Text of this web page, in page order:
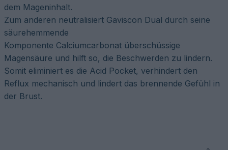
dem Mageninhalt.
Zum anderen neutralisiert Gaviscon Dual durch seine
säurehemmende
Komponente Calciumcarbonat überschüssige
Magensäure und hilft so, die Beschwerden zu lindern.
Somit eliminiert es die Acid Pocket, verhindert den
Reflux mechanisch und lindert das brennende Gefühl in
der Brust.